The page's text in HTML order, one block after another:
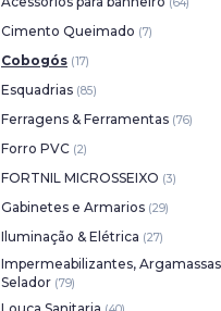
Cimento Queimado (7)
Cobogós (17)
Esquadrias (85)
Ferragens & Ferramentas (76)
Forro PVC (2)
FORTNIL MICROSSEIXO (3)
Gabinetes e Armarios (29)
Iluminação & Elétrica (27)
Impermeabilizantes,
Selador (79)